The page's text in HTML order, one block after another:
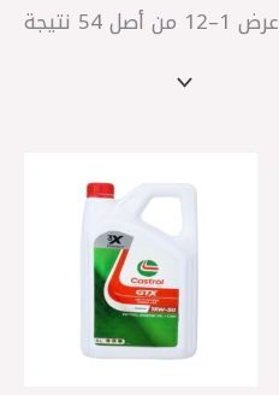
عرض 1–12 من أصل 54 نتيجة